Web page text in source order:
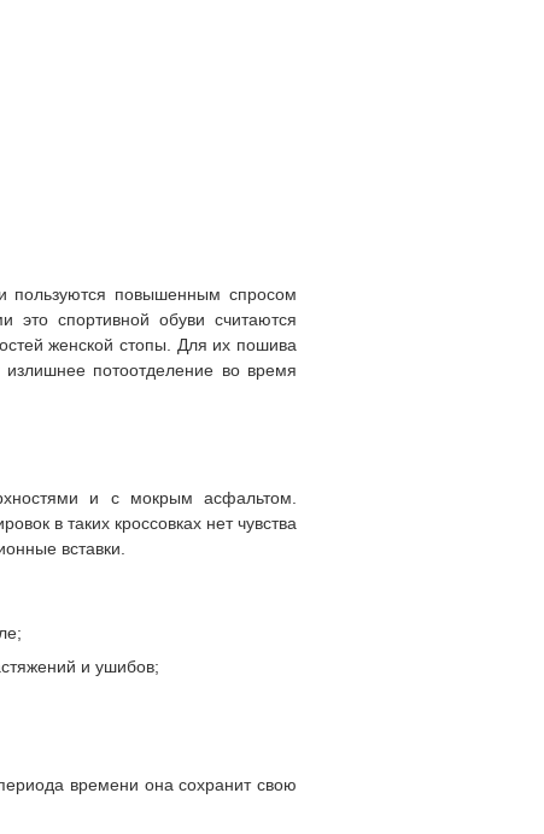
пользуются повышенным спросом
это спортивной обуви считаются
женской стопы. Для их пошива
излишнее потоотделение во время
и с мокрым асфальтом.
в таких кроссовках нет чувства
вставки.
и ушибов;
времени она сохранит свою